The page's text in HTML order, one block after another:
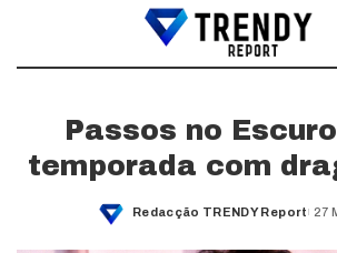
Passos no
temporada com
Posted
Redacção TRENDY Report 27